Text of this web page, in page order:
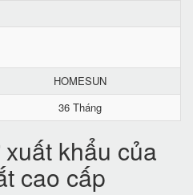
HOMESUN
36 Tháng
khẩu của
cao cấp